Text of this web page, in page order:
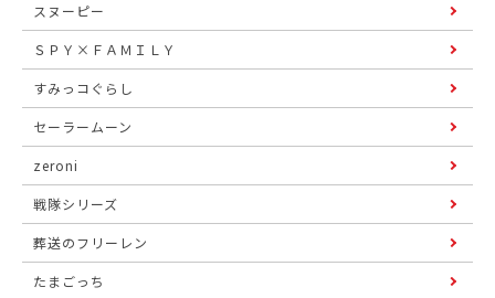
スヌーピー
ＳＰＹ×ＦＡＭＩＬＹ
すみっコぐらし
セーラームーン
zeroni
戦隊シリーズ
葬送のフリーレン
たまごっち